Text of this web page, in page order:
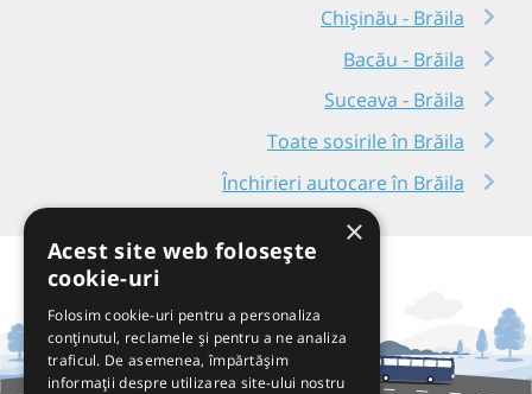
Chișinău - Brăila
Bacău - Brăila
Suceava - Brăila
Toate sosirile în Brăila
Închirieri autocare în Brăila
×
Acest site web folosește
cookie-uri
Folosim cookie-uri pentru a personaliza
conținutul, reclamele și pentru a ne analiza
traficul. De asemenea, împărtășim
informații despre utilizarea site-ului nostru